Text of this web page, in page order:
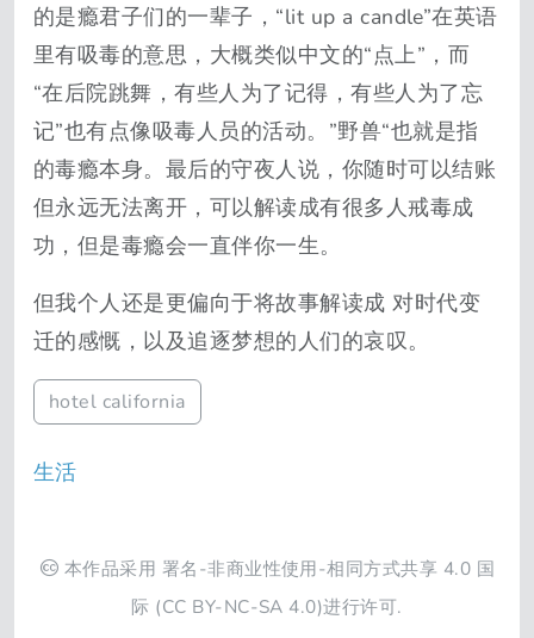
的是瘾君子们的一辈子，“lit up a candle”在英语
里有吸毒的意思，大概类似中文的“点上”，而
“在后院跳舞，有些人为了记得，有些人为了忘
记”也有点像吸毒人员的活动。”野兽“也就是指
的毒瘾本身。最后的守夜人说，你随时可以结账
但永远无法离开，可以解读成有很多人戒毒成
功，但是毒瘾会一直伴你一生。
但我个人还是更偏向于将故事解读成 对时代变
迁的感慨，以及追逐梦想的人们的哀叹。
hotel california
生活
本作品采用 署名-非商业性使用-相同方式共享 4.0 国
际 (CC BY-NC-SA 4.0)进行许可.